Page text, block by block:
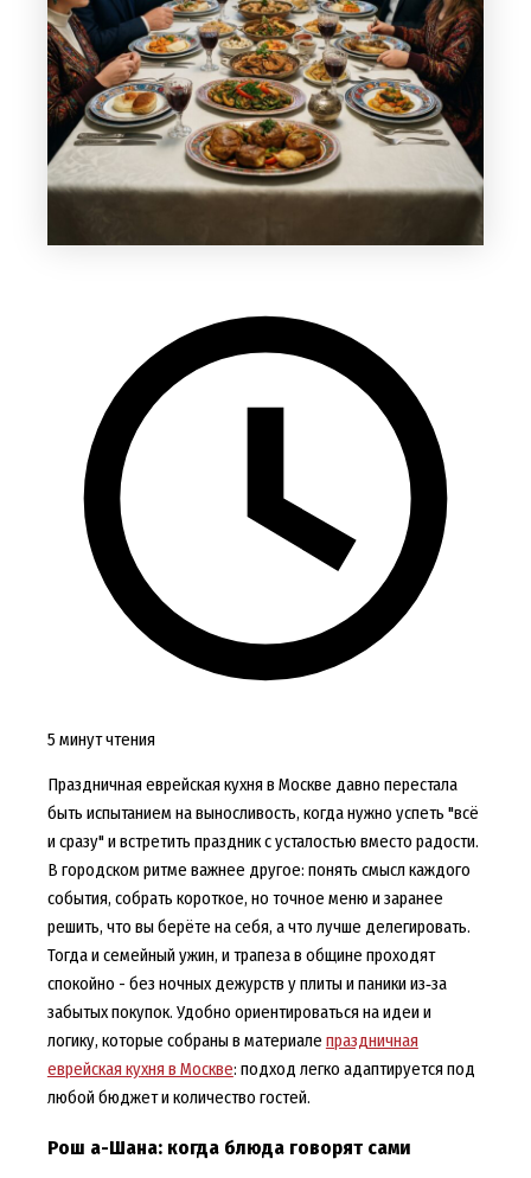
5 минут чтения
Праздничная еврейская кухня в Москве давно перестала
быть испытанием на выносливость, когда нужно успеть "всё
и сразу" и встретить праздник с усталостью вместо радости.
В городском ритме важнее другое: понять смысл каждого
события, собрать короткое, но точное меню и заранее
решить, что вы берёте на себя, а что лучше делегировать.
Тогда и семейный ужин, и трапеза в общине проходят
спокойно - без ночных дежурств у плиты и паники из‑за
забытых покупок. Удобно ориентироваться на идеи и
логику, которые собраны в материале праздничная
еврейская кухня в Москве: подход легко адаптируется под
любой бюджет и количество гостей.
Рош а-Шана: когда блюда говорят сами